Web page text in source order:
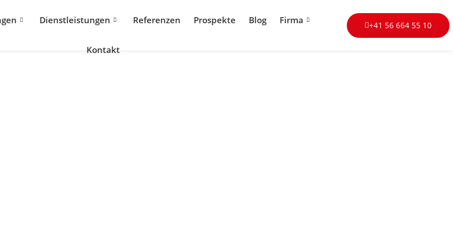
Dienstleistungen Referenzen Prospekte Blog Firma
Kontakt
+41 56 664 55 10